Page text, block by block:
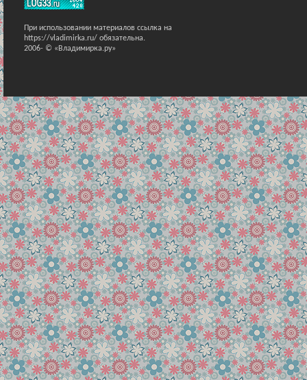
При использовании материалов ссылка на
https://vladimirka.ru/ обязательна.
2006- © «Владимирка.ру»